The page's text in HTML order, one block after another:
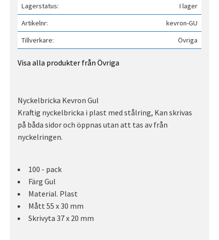
Lagerstatus
I lager
Artikelnr
kevron-GU
Tillverkare
Övriga
Visa alla produkter från Övriga
Nyckelbricka Kevron Gul
Kraftig nyckelbricka i plast med stålring, Kan skrivas
på båda sidor och öppnas utan att tas av från
nyckelringen.
100 - pack
Färg Gul
Material. Plast
Mått 55 x 30 mm
Skrivyta 37 x 20 mm